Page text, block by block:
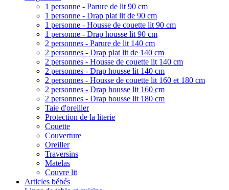
1 personne - Parure de lit 90 cm
1 personne - Drap plat lit de 90 cm
1 personne - Housse de couette lit 90 cm
1 personne - Drap housse lit 90 cm
2 personnes - Parure de lit 140 cm
2 personnes - Drap plat lit de 140 cm
2 personnes - Housse de couette lit 140 cm
2 personnes - Drap housse lit 140 cm
2 personnes - Housse de couette lit 160 et 180 cm
2 personnes - Drap housse lit 160 cm
2 personnes - Drap housse lit 180 cm
Taie d'oreiller
Protection de la literie
Couette
Couverture
Oreiller
Traversins
Matelas
Couvre lit
Articles bébés